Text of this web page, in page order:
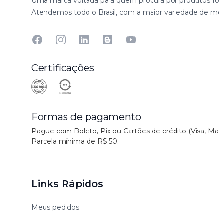
Atendemos todo o Brasil, com a maior variedade de
FacebookInstagramLinkedinBlog YouTube
Certificações
Formas de pagamento
Pague com Boleto, Pix ou Cartões de crédito (Visa,
Parcela mínima de R$ 50.
Links Rápidos
Meus pedidos